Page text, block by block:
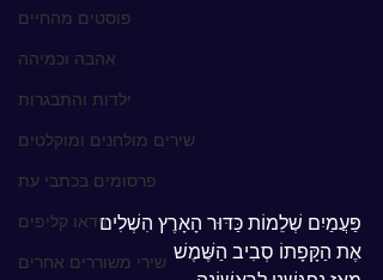
פוסטים מהחיים
אהבה וכמיהה
ילדות והתבגרות
שירים מולחנים ומוקלטים
פרסומים בכתבי עת
וידאו קליפים
שירי משוררים אחרים
פַּעֲמַיִם שְׁלֵמוֹת כַּדּוּר הָאָרֶץ הִשְׁלִים
אֶת הַקָּפָתוֹ סְבִיב הַשֶּׁמֶשׁ